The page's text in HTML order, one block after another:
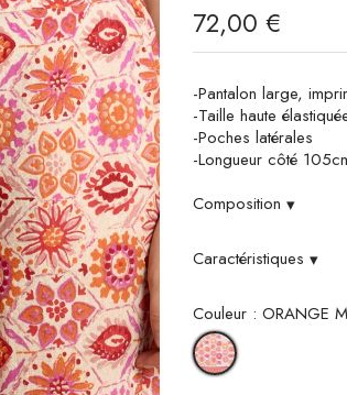
72,00 €
-Pantalon large,
-Taille haute
-Poches latérales
-Longueur côté
Composition ▾
Caractéristiques ▾
Couleur : ORANGE
ORANGE
MELISSA